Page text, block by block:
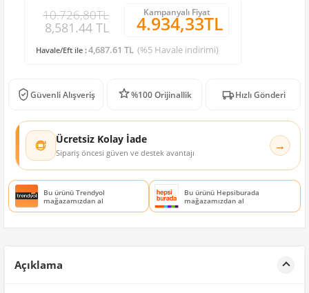
10.726,80TL
8,581.44 TL
Kampanyalı Fiyat
4.934,33TL
Havale/Eft ile :4,687.61 TL (%5 Havale indirimi)
Güvenli Alışveriş %100 Orijinallik Hızlı Gönderi
Ücretsiz Kolay İade
Sipariş öncesi güven ve destek avantajı →
Bu ürünü Trendyol
mağazamızdan al
Bu ürünü Hepsiburada
mağazamızdan al
Açıklama